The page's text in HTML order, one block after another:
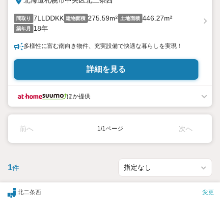
間取り 7LLDDKK 建物面積 275.59m² 土地面積 446.27m²
築年月 18年
多様性に富む南向き物件、充実設備で快適な暮らしを実現！
詳細を見る
ほか提供
前へ 1/1ページ 次へ
1件
北二条西 変更